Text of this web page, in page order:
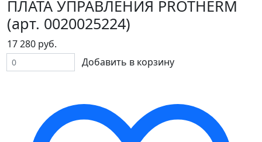
ПЛАТА УПРАВЛЕНИЯ PROTHERM
(арт. 0020025224)
17 280 руб.
Добавить в корзину